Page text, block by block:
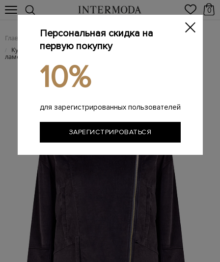
0
Главная Женщинам / Женская одежда / Женские куртки
/ Куртка с асимметричной застежкой и трикотажным воротом
ламе
Персональная скидка на
первую покупку
10%
для зарегистрированных пользователей
ЗАРЕГИСТРИРОВАТЬСЯ